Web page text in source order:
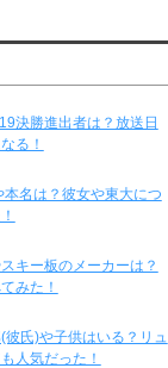
決勝進出者は？放送日
る！
名は？彼女や東大につ
キー板のメーカーは？
みた！
彼氏)や子供はいる？リュ
人気だった！